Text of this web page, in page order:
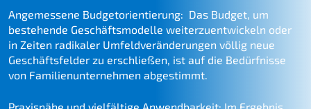
Angemes­se­ne Budge­t­ori­en­tie­rung: Das Budget, um
bestehen­de Geschäfts­mo­del­le weiter­zu­ent­wi­ckeln oder
in Zeiten radika­ler Umfeld­ver­än­de­run­gen völlig neue
Geschäfts­fel­der zu erschlie­ßen, ist auf die Bedürf­nis­se
von Famili­en­un­ter­neh­men abgestimmt.